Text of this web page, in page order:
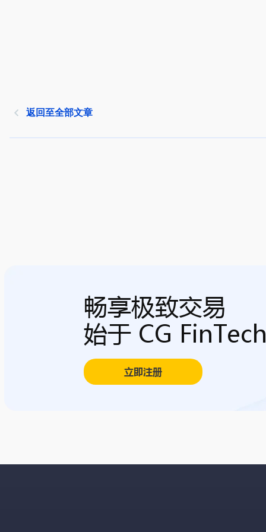
返回至全部文章
畅享极致交易
始于 CG
立即注册